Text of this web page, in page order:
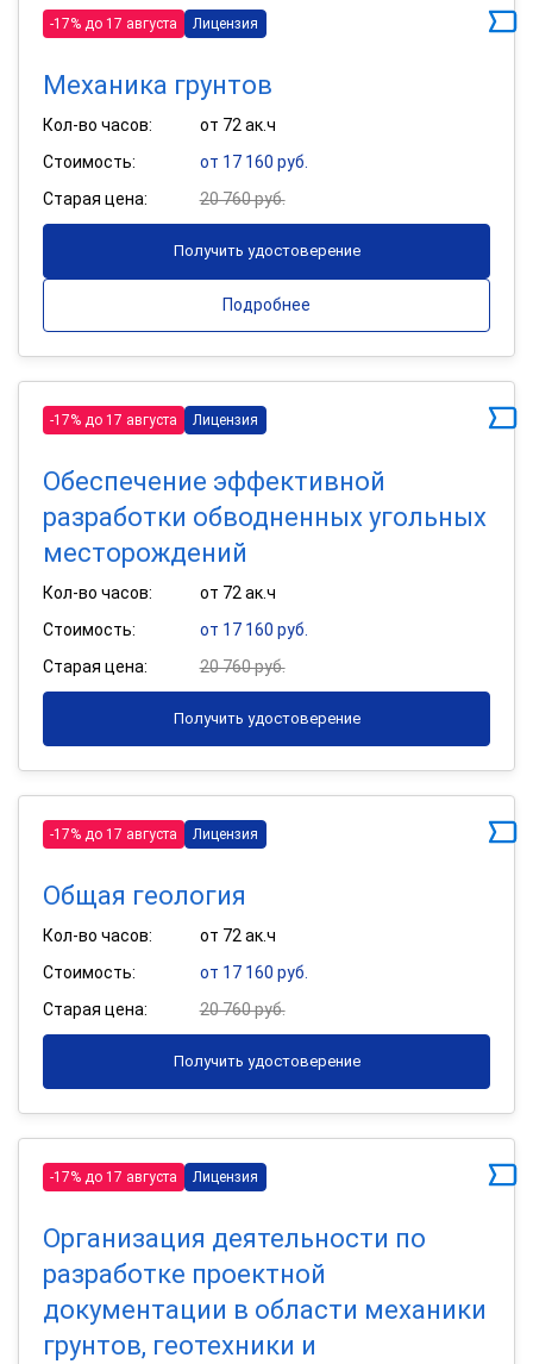
-17% до 17 августа Лицензия
Механика грунтов
Кол-во часов:
от 72 ак.ч
Стоимость:
от 17 160 руб.
Старая цена:
20 760 руб.
Получить удостоверение
Подробнее
-17% до 17 августа Лицензия
Обеспечение эффективной
разработки обводненных угольных
месторождений
Кол-во часов:
от 72 ак.ч
Стоимость:
от 17 160 руб.
Старая цена:
20 760 руб.
Получить удостоверение
-17% до 17 августа Лицензия
Общая геология
Кол-во часов:
от 72 ак.ч
Стоимость:
от 17 160 руб.
Старая цена:
20 760 руб.
Получить удостоверение
-17% до 17 августа Лицензия
Организация деятельности по
разработке проектной
документации в области механики
грунтов, геотехники и